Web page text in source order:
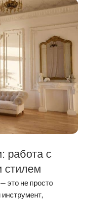
работа с
стилем
это не просто